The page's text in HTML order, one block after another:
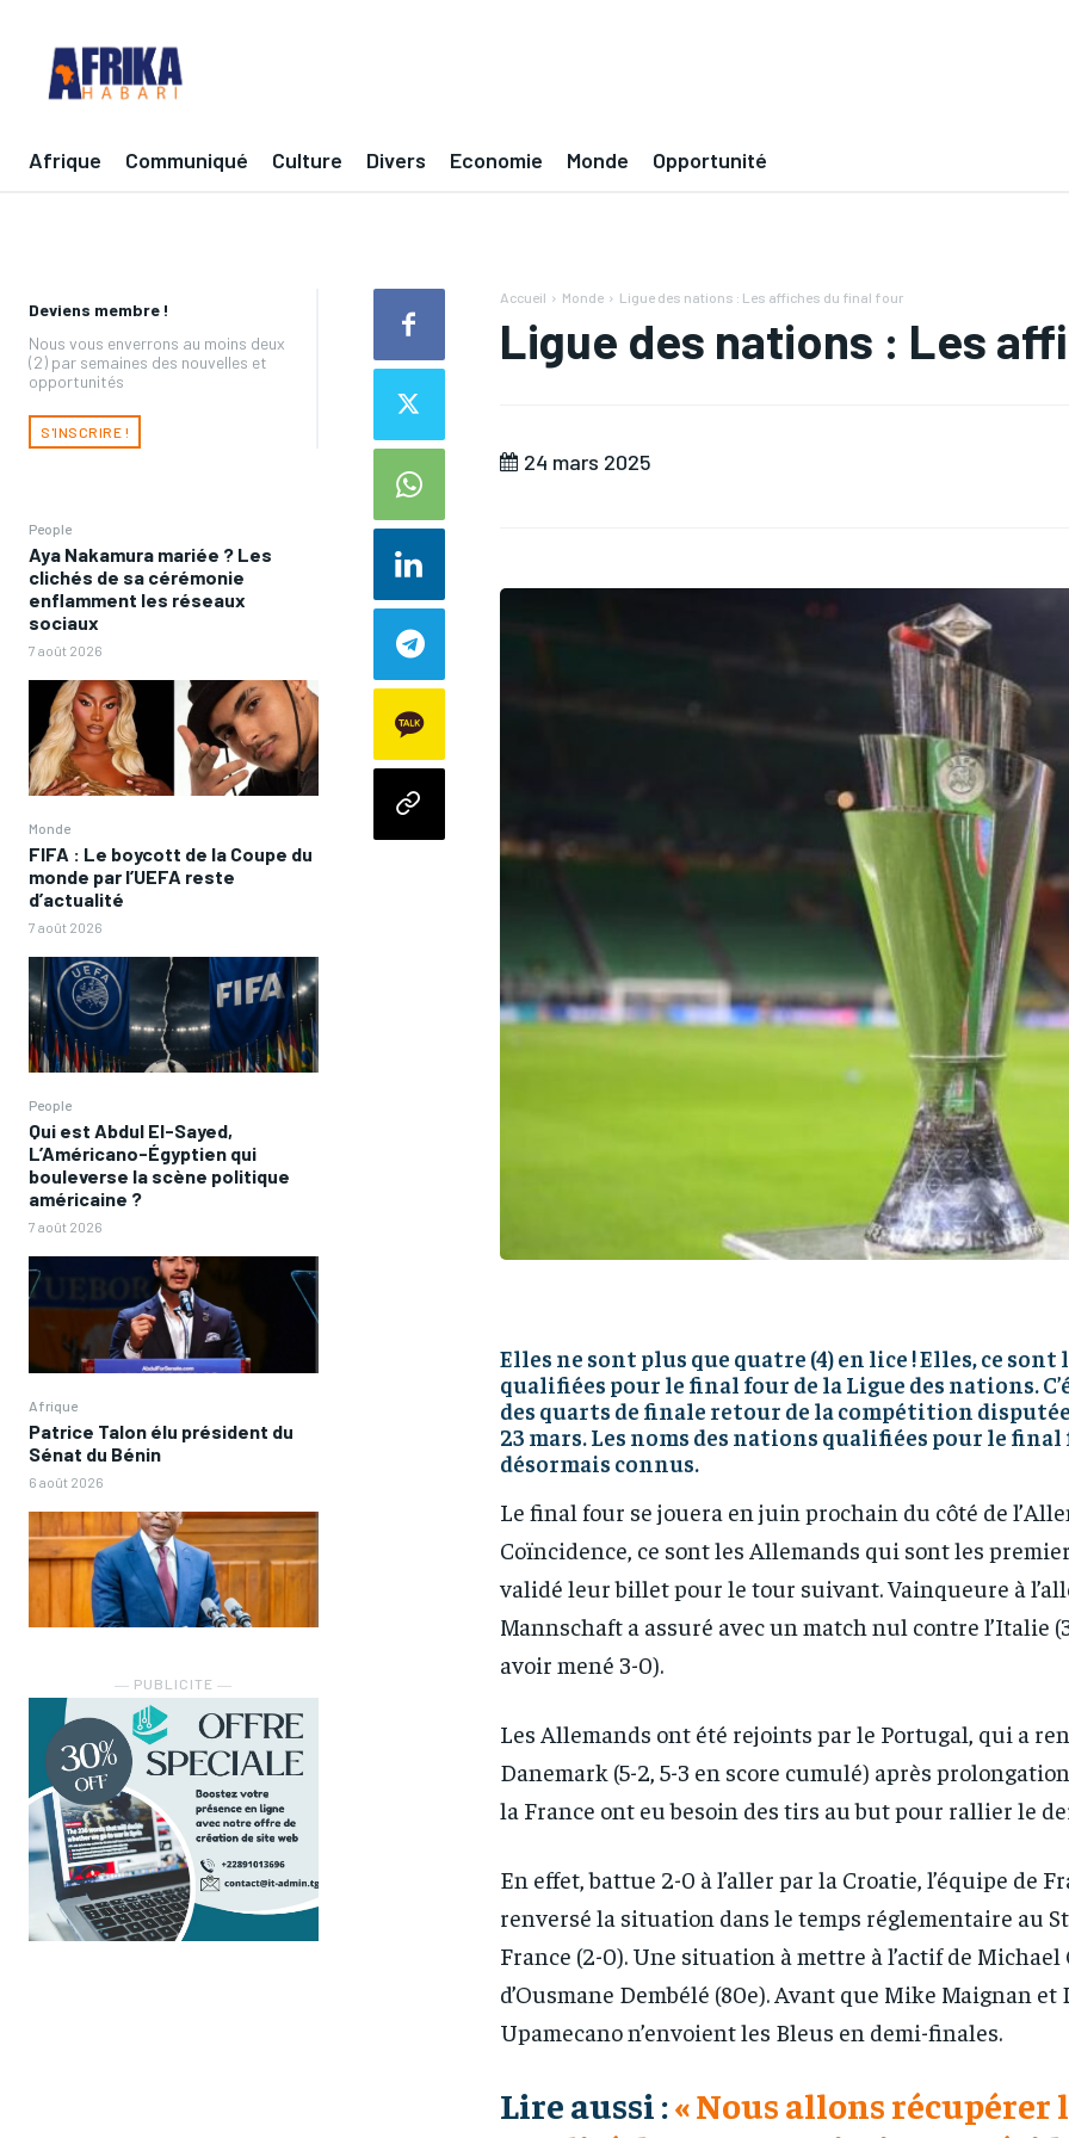
RECOMMENDED
RECOMMENDED
Afrique Communiqué Culture Divers Economie Monde Opportunité
Deviens membre !
Nous vous enverrons au moins deux
(2) par semaines des nouvelles et
opportunités
S'INSCRIRE !
People
Aya Nakamura mariée ? Les
clichés de sa cérémonie
enflamment les réseaux
sociaux
7 août 2026
Monde
FIFA : Le boycott de la Coupe du
monde par l’UEFA reste
d’actualité
7 août 2026
People
Qui est Abdul El-Sayed,
L’Américano-Égyptien qui
bouleverse la scène politique
américaine ?
7 août 2026
Afrique
Patrice Talon élu président du
Sénat du Bénin
6 août 2026
― PUBLICITE ―
Accueil Monde Ligue des nations : Les affiches du final four
Ligue des nations : Les
24 mars 2025
Elles ne sont plus que quatre (4) en lice ! Elles, ce
qualifiées pour le final four de la Ligue des nations.
des quarts de finale retour de la compétition
23 mars. Les noms des nations qualifiées pour le
désormais connus.
Le final four se jouera en juin prochain du côté de
Coïncidence, ce sont les Allemands qui sont les
validé leur billet pour le tour suivant. Vainqueure à
Mannschaft a assuré avec un match nul contre l’Italie
avoir mené 3-0).
Les Allemands ont été rejoints par le Portugal, qui a
Danemark (5-2, 5-3 en score cumulé) après
la France ont eu besoin des tirs au but pour rallier le
En effet, battue 2-0 à l’aller par la Croatie, l’équipe de
renversé la situation dans le temps réglementaire au
France (2-0). Une situation à mettre à l’actif de Michael
d’Ousmane Dembélé (80e). Avant que Mike Maignan et
Upamecano n’envoient les Bleus en demi-finales.
Lire aussi :« Nous allons récupérer